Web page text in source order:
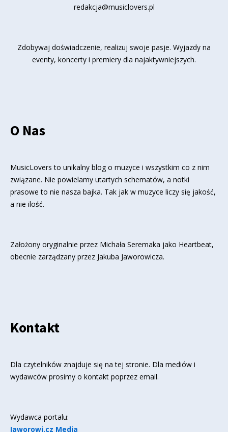
redakcja@musiclovers.pl
Zdobywaj doświadczenie, realizuj swoje pasje. Wyjazdy na
eventy, koncerty i premiery dla najaktywniejszych.
O Nas
MusicLovers to unikalny blog o muzyce i wszystkim co z nim
związane. Nie powielamy utartych schematów, a notki
prasowe to nie nasza bajka. Tak jak w muzyce liczy się jakość,
a nie ilość.
Założony oryginalnie przez Michała Seremaka jako Heartbeat,
obecnie zarządzany przez Jakuba Jaworowicza.
Kontakt
Dla czytelników znajduje się na tej stronie. Dla mediów i
wydawców prosimy o kontakt poprzez email.
Wydawca portalu:
Jaworowi.cz Media